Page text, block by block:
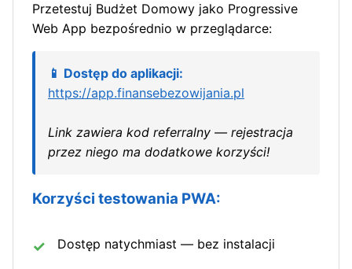
Przetestuj Budżet Domowy jako Progressive
Web App bezpośrednio w przeglądarce:
📱 Dostęp do aplikacji:
https://app.finansebezowijania.pl
Link zawiera kod referralny — rejestracja
przez niego ma dodatkowe korzyści!
Korzyści testowania PWA:
Dostęp natychmiast — bez instalacji